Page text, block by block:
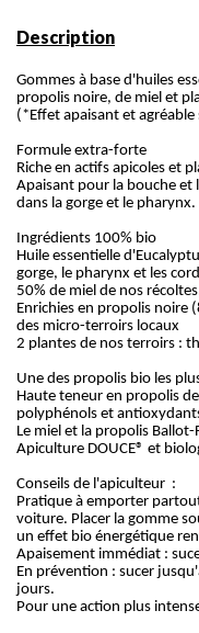
Description
Gommes à base d'huiles
propolis noire, de miel et
(*Effet apaisant et agréable
Formule extra-forte
Riche en actifs apicoles et
Apaisant pour la bouche et
dans la gorge et le pharynx.
Ingrédients 100% bio
Huile essentielle
gorge, le pharynx et les
50% de miel de nos
Enrichies en propolis noire
des micro-terroirs locaux
2 plantes de nos terroirs :
Une des propolis bio les
Haute teneur en propolis
polyphénols et
Le miel et la propolis
Apiculture DOUCE® et
Conseils de l'apiculteur :
Pratique à emporter
voiture. Placer la gomme
un effet bio énergétique
Apaisement immédiat :
En prévention : sucer
jours.
Pour une action plus